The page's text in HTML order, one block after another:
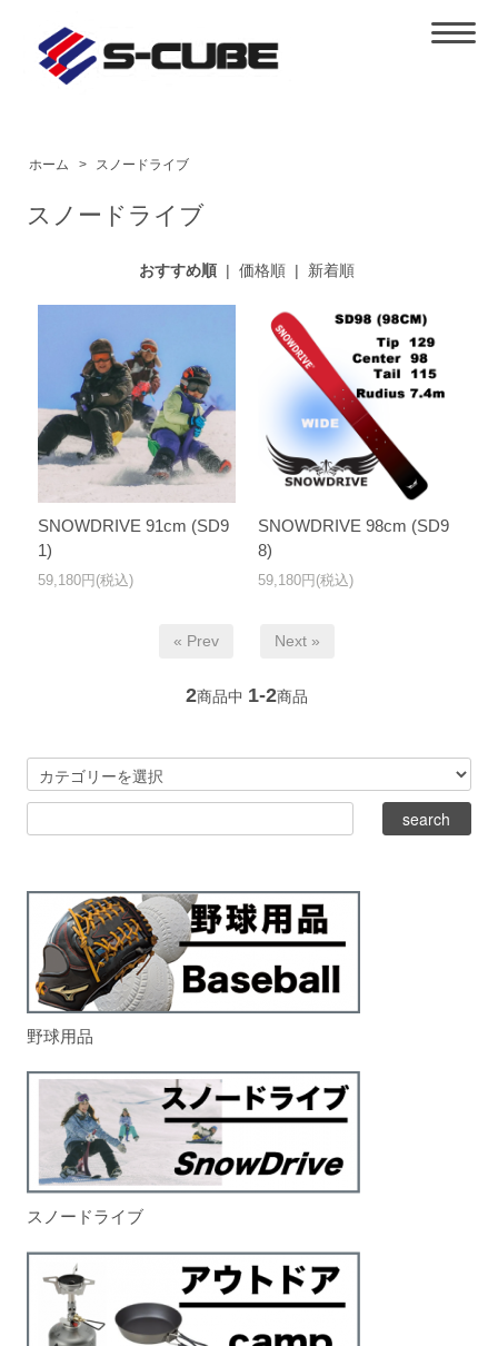
ホーム > スノードライブ
スノードライブ
おすすめ順| 価格順| 新着順
SNOWDRIVE 91cm (SD9
1)
59,180円(税込)
SNOWDRIVE 98cm (SD9
8)
59,180円(税込)
« Prev Next »
2商品中 1-2商品
野球用品
スノードライブ